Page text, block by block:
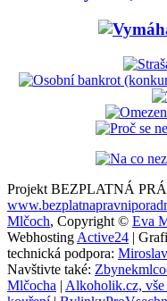
Projekt BEZPLATNÁ
Mlčoch, Copyright © Eva
Webhosting Active24 |
technická podpora:
Navštivte také:
Mlčocha | Alkoholik.cz,